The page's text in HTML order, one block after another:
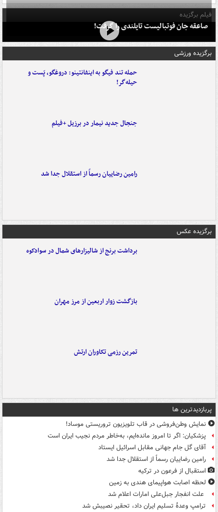
فیلم برگزیده
صاعقه جان فوتبالیست تایلندی را گرفت!
برگزیده ورزشی
حمله تند فیگو به اینفانتینو: دروغگو، پَست‌ و
حیله‌گر!
جنجال جدید نیمار در برزیل +فیلم
رامین رضاییان رسماً از استقلال جدا شد
برگزیده عکس
برداشت برنج از شالیزارهای شمال در سوادکوه
بازگشت زوار اربعین از مرز مهران
تمرین رزمی تکاوران ارتش
پربازدیدترین ها
نمایش وطن‌فروشی در قاب تلویزیون تروریستی موساد!
پزشکیان: اگر تا امروز مانده‌ایم، به‌خاطر مردم نجیب ایران است
آقای گل جام جهانی مقابل اسرائیل ایستاد
رامین رضاییان رسماً از استقلال جدا شد
استقبال از فرعون در ترکیه
لحظه اصابت هواپیمای هندی به زمین
علت انفجار جبل‌علی امارات اعلام شد
ترامپ وعدۀ تسلیم ایران داد، تحقیر نصیبش شد